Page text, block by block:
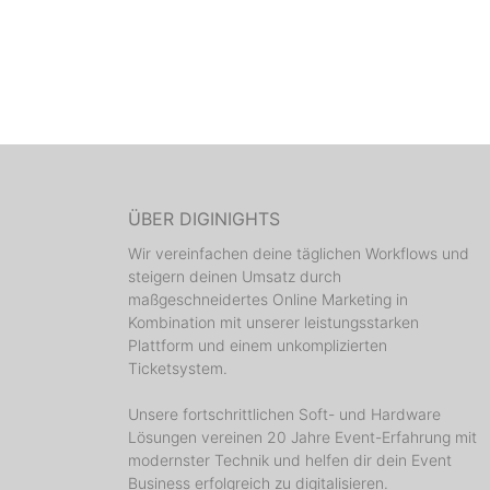
ÜBER DIGINIGHTS
Wir vereinfachen deine täglichen Workflows und
steigern deinen Umsatz durch
maßgeschneidertes Online Marketing in
Kombination mit unserer leistungsstarken
Plattform und einem unkomplizierten
Ticketsystem.
Unsere fortschrittlichen Soft- und Hardware
Lösungen vereinen 20 Jahre Event-Erfahrung mit
modernster Technik und helfen dir dein Event
Business erfolgreich zu digitalisieren.